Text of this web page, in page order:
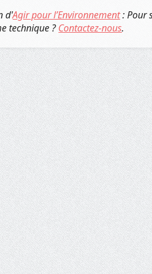
d'Agir pour l’Environnement: Pour
technique ?Contactez-nous.